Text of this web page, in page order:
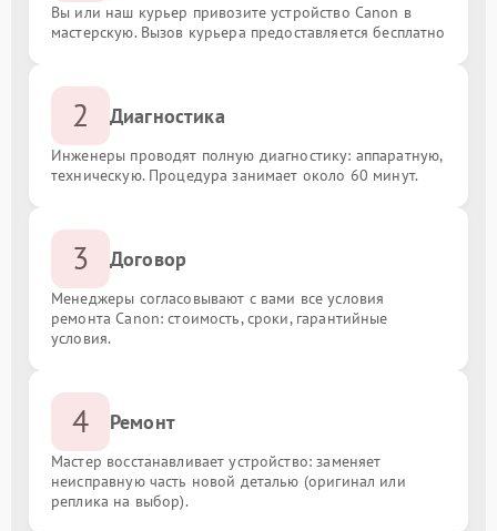
Вы или наш курьер привозите устройство Canon в
мастерскую. Вызов курьера предоставляется бесплатно
2 Диагностика
Инженеры проводят полную диагностику: аппаратную,
техническую. Процедура занимает около 60 минут.
3 Договор
Менеджеры согласовывают с вами все условия
ремонта Canon: стоимость, сроки, гарантийные
условия.
4 Ремонт
Мастер восстанавливает устройство: заменяет
неисправную часть новой деталью (оригинал или
реплика на выбор).